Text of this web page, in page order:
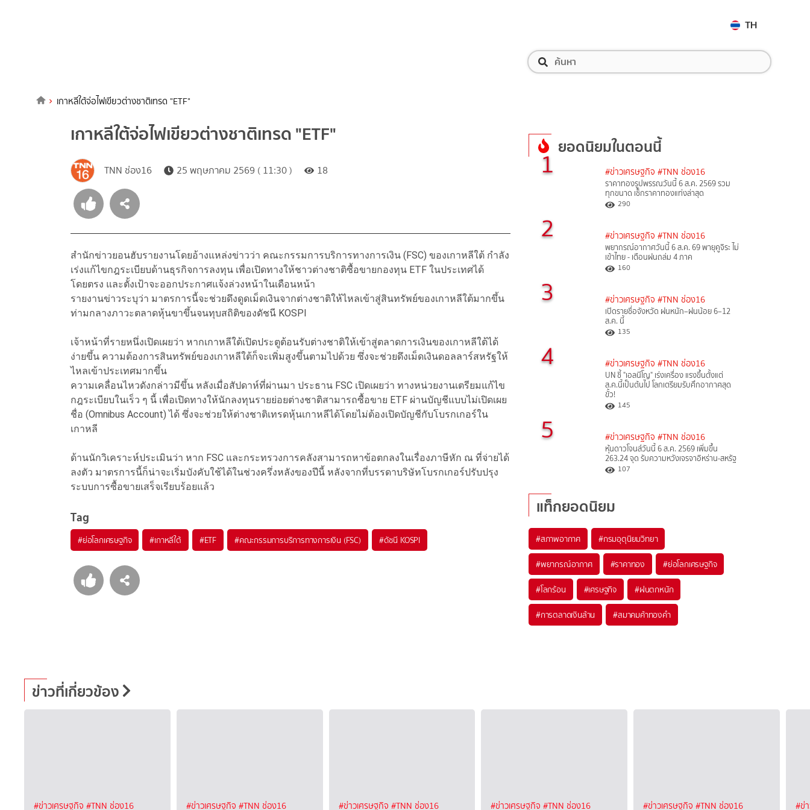
TH
เกาหลีใต้จ่อไฟเขียวต่างชาติเทรด "ETF"
เกาหลีใต้จ่อไฟเขียวต่างชาติเทรด "ETF"
TNN ช่อง16 25 พฤษภาคม 2569 ( 11:30 ) 18
สำนักข่าวยอนฮับรายงานโดยอ้างแหล่งข่าวว่า คณะกรรมการบริการทางการเงิน (FSC) ของเกาหลีใต้ กำลัง
เร่งแก้ไขกฎระเบียบด้านธุรกิจการลงทุน เพื่อเปิดทางให้ชาวต่างชาติซื้อขายกองทุน ETF ในประเทศได้
โดยตรง และตั้งเป้าจะออกประกาศแจ้งล่วงหน้าในเดือนหน้า
รายงานข่าวระบุว่า มาตรการนี้จะช่วยดึงดูดเม็ดเงินจากต่างชาติให้ไหลเข้าสู่สินทรัพย์ของเกาหลีใต้มากขึ้น
ท่ามกลางภาวะตลาดหุ้นขาขึ้นจนทุบสถิติของดัชนี KOSPI
เจ้าหน้าที่รายหนึ่งเปิดเผยว่า หากเกาหลีใต้เปิดประตูต้อนรับต่างชาติให้เข้าสู่ตลาดการเงินของเกาหลีใต้ได้
ง่ายขึ้น ความต้องการสินทรัพย์ของเกาหลีใต้ก็จะเพิ่มสูงขึ้นตามไปด้วย ซึ่งจะช่วยดึงเม็ดเงินดอลลาร์สหรัฐให้
ไหลเข้าประเทศมากขึ้น
ความเคลื่อนไหวดังกล่าวมีขึ้น หลังเมื่อสัปดาห์ที่ผ่านมา ประธาน FSC เปิดเผยว่า ทางหน่วยงานเตรียมแก้ไข
กฎระเบียบในเร็ว ๆ นี้ เพื่อเปิดทางให้นักลงทุนรายย่อยต่างชาติสามารถซื้อขาย ETF ผ่านบัญชีแบบไม่เปิดเผย
ชื่อ (Omnibus Account) ได้ ซึ่งจะช่วยให้ต่างชาติเทรดหุ้นเกาหลีได้โดยไม่ต้องเปิดบัญชีกับโบรกเกอร์ใน
เกาหลี
ด้านนักวิเคราะห์ประเมินว่า หาก FSC และกระทรวงการคลังสามารถหาข้อตกลงในเรื่องภาษีหัก ณ ที่จ่ายได้
ลงตัว มาตรการนี้ก็น่าจะเริ่มบังคับใช้ได้ในช่วงครึ่งหลังของปีนี้ หลังจากที่บรรดาบริษัทโบรกเกอร์ปรับปรุง
ระบบการซื้อขายเสร็จเรียบร้อยแล้ว
Tag
#ย่อโลกเศรษฐกิจ #เกาหลีใต้ #ETF #คณะกรรมการบริการทางการเงิน (FSC) #ดัชนี KOSPI
ยอดนิยมในตอนนี้
1 #ข่าวเศรษฐกิจ #TNN ช่อง16
ราคาทองรูปพรรณวันนี้ 6 ส.ค. 2569 รวม
ทุกขนาด เช็กราคาทองแท่งล่าสุด
290
2 #ข่าวเศรษฐกิจ #TNN ช่อง16
พยากรณ์อากาศวันนี้ 6 ส.ค. 69 พายุคูจิระ ไม่
เข้าไทย - เตือนฝนถล่ม 4 ภาค
160
3 #ข่าวเศรษฐกิจ #TNN ช่อง16
เปิดรายชื่อจังหวัด ฝนหนัก–ฝนน้อย 6–12
ส.ค. นี้
135
4 #ข่าวเศรษฐกิจ #TNN ช่อง16
UN ชี้ "เอลนีโญ" เร่งเครื่อง แรงขึ้นตั้งแต่
ส.ค.นี้เป็นต้นไป โลกเตรียมรับศึกอากาศสุด
ขั้ว!
145
5 #ข่าวเศรษฐกิจ #TNN ช่อง16
หุ้นดาวโจนส์วันนี้ 6 ส.ค. 2569 เพิ่มขึ้น
263.24 จุด รับความหวังเจรจาอิหร่าน-สหรัฐ
107
แท็กยอดนิยม
#สภาพอากาศ #กรมอุตุนิยมวิทยา
#พยากรณ์อากาศ #ราคาทอง #ย่อโลกเศรษฐกิจ
#โลกร้อน #เศรษฐกิจ #ฝนตกหนัก
#การตลาดเงินล้าน #สมาคมค้าทองคำ
ข่าวที่เกี่ยวข้อง
#ข่าวเศรษฐกิจ #TNN ช่อง16 #ข่าวเศรษฐกิจ #TNN ช่อง16 #ข่าวเศรษฐกิจ #TNN ช่อง16 #ข่าวเศรษฐกิจ#TNN ช่อง16 #ข่าวเศรษฐกิจ#TNN ช่อง16 #ข่